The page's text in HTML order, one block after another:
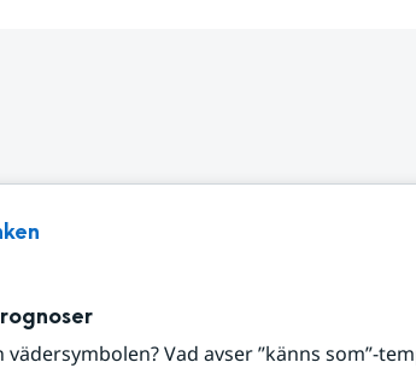
Vad avser ”känns som”-